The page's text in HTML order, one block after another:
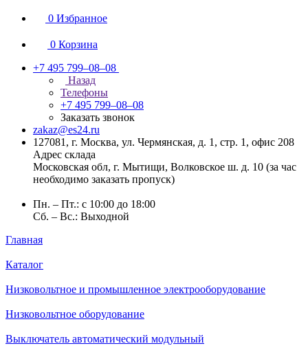
0 Избранное
0 Корзина
+7 495 799–08–08
Назад
Телефоны
+7 495 799–08–08
Заказать звонок
zakaz@es24.ru
127081, г. Москва, ул. Чермянская, д. 1, стр. 1, офис 208
Адрес склада
Московская обл, г. Мытищи, Волковское ш. д. 10 (за час
необходимо заказать пропуск)
Пн. – Пт.: с 10:00 до 18:00
Сб. – Вс.: Выходной
Главная
Каталог
Низковольтное и промышленное электрооборудование
Низковольтное оборудование
Выключатель автоматический модульный